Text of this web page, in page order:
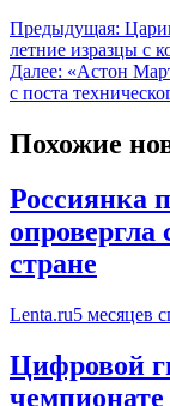
Предыдущая:
летние изразцы с
Далее: «Астон
с поста
Похожие
Россиянка
опровергла
стране
Lenta.ru5 месяцев
Цифровой